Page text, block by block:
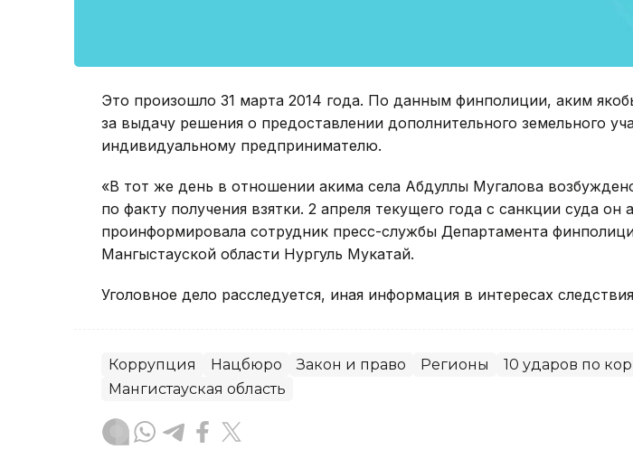
Это произошло 31 марта 2014 года. По данным финполиции, аким
за выдачу решения о предоставлении дополнительного земельного
индивидуальному предпринимателю.
«В тот же день в отношении акима села Абдуллы Мугалова
по факту получения взятки. 2 апреля текущего года с санкции суда он
проинформировала сотрудник пресс-службы Департамента
Мангыстауской области Нургуль Мукатай.
Уголовное дело расследуется, иная информация в интересах
Коррупция Нацбюро Закон и право Регионы
10 ударов по
Мангистауская область